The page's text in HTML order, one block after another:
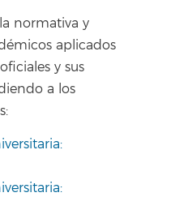
normativa y
aplicados
y sus
a los